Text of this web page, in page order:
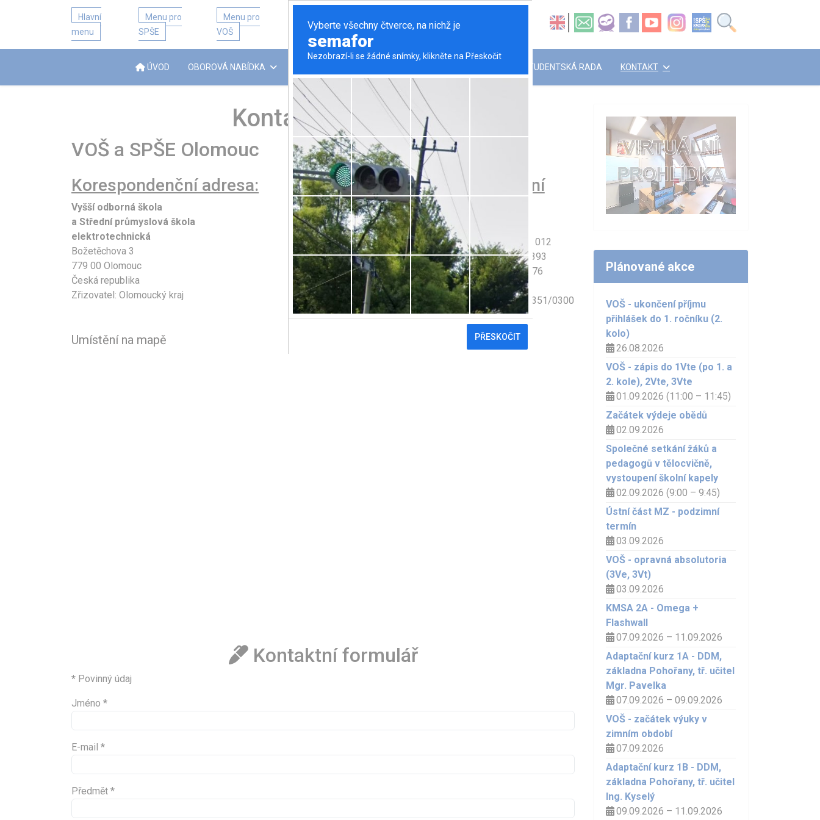
Hlavní
menu
Menu pro
SPŠE
Menu pro
VOŠ
ÚVOD OBOROVÁ NABÍDKA STUDENTSKÁ RADA KONTAKT
Kontakt na školu
VOŠ a SPŠE Olomouc
Korespondenční adresa:
Vyšší odborná škola
a Střední průmyslová škola
elektrotechnická
Božetěchova 3
779 00 Olomouc
Česká republika
Zřizovatel: Olomoucký kraj
Kontaktujte
nás:
Telefon: (+420) 585 208
121
E-mail: info
spseol.cz
Web: www.spseol.cz
Datová schránka:c7hhqe2
Identifikační
údaje:
IČO:
IZO SPŠE:000 844 012
IZO VOŠ:110 031 393
REDIZO:600 017 176
Číslo účtu: 155831351/0300
Umístění na mapě
Kontaktní formulář
* Povinný údaj
Jméno *
E-mail *
Předmět *
Plánované akce
VOŠ - ukončení příjmu
přihlášek do 1. ročníku (2.
kolo)
26.08.2026
VOŠ - zápis do 1Vte (po 1. a
2. kole), 2Vte, 3Vte
01.09.2026 (11:00 – 11:45)
Začátek výdeje obědů
02.09.2026
Společné setkání žáků a
pedagogů v tělocvičně,
vystoupení školní kapely
02.09.2026 (9:00 – 9:45)
Ústní část MZ - podzimní
termín
03.09.2026
VOŠ - opravná absolutoria
(3Ve, 3Vt)
03.09.2026
KMSA 2A - Omega +
Flashwall
07.09.2026 – 11.09.2026
Adaptační kurz 1A - DDM,
základna Pohořany, tř. učitel
Mgr. Pavelka
07.09.2026 – 09.09.2026
VOŠ - začátek výuky v
zimním období
07.09.2026
Adaptační kurz 1B - DDM,
základna Pohořany, tř. učitel
Ing. Kyselý
09.09.2026 – 11.09.2026